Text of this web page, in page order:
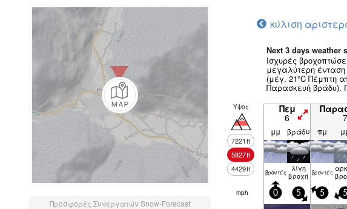
Προσφορές Συνεργατών Snow-Forecast
κύλιση
Next 3 days weather
Ισχυρές
μεγαλύτερη
(μέγ. 21°C Πέμπτη
Παρασκευή βράδυ).
Υψος
7221ft
5827ft
4429ft
Πεμ
6 7
μμ βράδυ πμ
βρον­τές λίγη
βροχή βρον­τές
mph 0 5 5 5